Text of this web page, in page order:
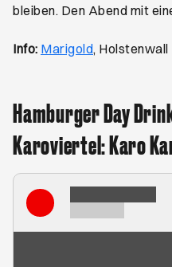
bleiben. Den Abend mit
Info: MarigoldÖffnet ein
, Holstenwall
Hamburger Day
Karoviertel: Karo